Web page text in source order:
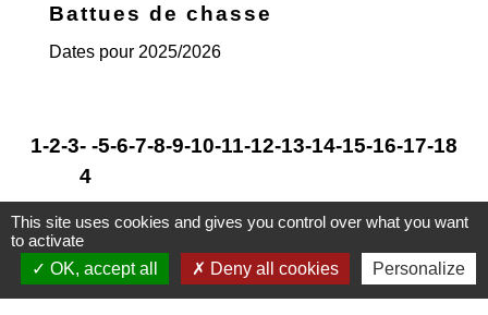
Battues de chasse
Dates pour 2025/2026
1-2-3-
4
-5-6-7-8-9-10-11-12-13-14-15-16-17-18
This site uses cookies and gives you control over what you want
to activate
OK, accept all
Deny all cookies Personalize